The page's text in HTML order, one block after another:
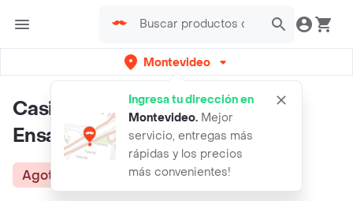
Montevideo
Ingresa tu dirección en
Montevideo. Mejor
servicio, entregas más
rápidas y los precios
más convenientes!
Casillero Del Diablo Vino Tinto
Ensamblaje
Agotado